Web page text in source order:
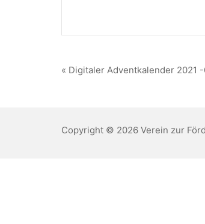
« Digitaler Adventkalender 2021 -
Copyright © 2026 Verein zur